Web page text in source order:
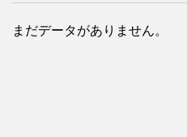
まだデータがありません。